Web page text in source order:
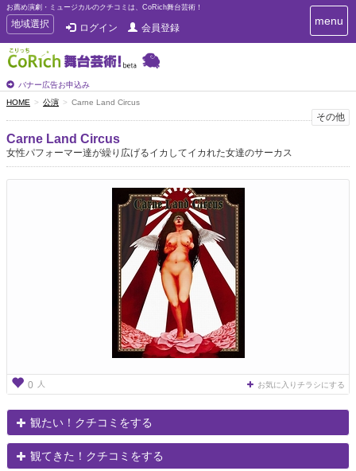
お薦め演劇・ミュージカルのクチコミは、CoRich舞台芸術！
T
o
g
g
e
n
a
v
i
g
地域選択 ログイン 会員登録
バナー広告お申込み
T
o
n
g
menu
HOME 公演 Carne Land Circus
その他
Carne Land Circus
女性パフォーマー達が繰り広げるイカしてイカれた女達のサーカス
0 人 お気に入りチラシにする
観たい！クチコミをする
観てきた！クチコミをする